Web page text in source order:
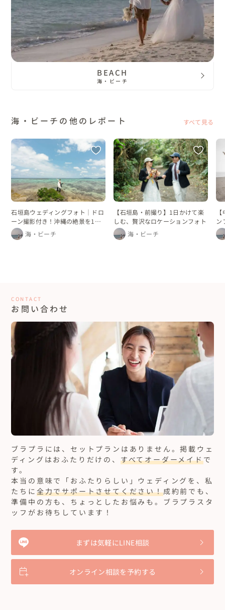
BEACH
海・ビーチ
海・ビーチの他のレポート すべて見る
石垣島ウェディングフォト｜ドロ
ーン撮影付き！沖縄の絶景を1日
かけて巡るフォトプラン
海・ビーチ
【石垣島・前撮り】1日かけて楽
しむ、贅沢なロケーションフォト
海・ビーチ
ン
CONTACT
お問い合わせ
ブラプラには、セットプランはありません。掲載ウェ
ディングはおふたりだけの、 すべてオーダーメイドで
す。
本当の意味で「おふたりらしい」ウェディングを、私
たちに 全力でサポートさせてください！成約前でも、
準備中の方も、ちょっとしたお悩みも。ブラプラスタ
ッフがお待ちしています！
まずは気軽にLINE相談
オンライン相談を予約する